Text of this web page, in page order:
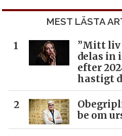
MEST LÄSTA
”Mitt liv
delas in
efter
hastigt
be om